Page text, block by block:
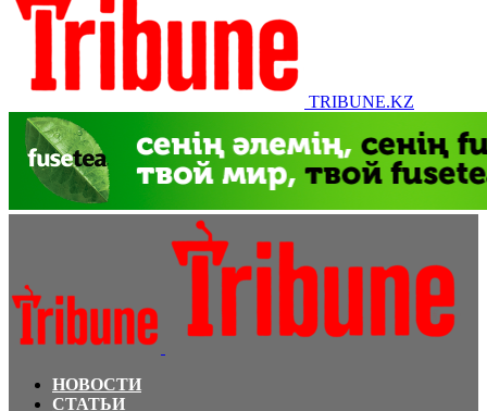
TRIBUNE.KZ
НОВОСТИ
СТАТЬИ